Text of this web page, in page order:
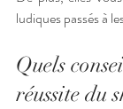
ludiques passés à
Quels
réussite du